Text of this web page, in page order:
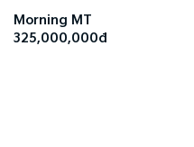
Morning MT
325,000,000đ